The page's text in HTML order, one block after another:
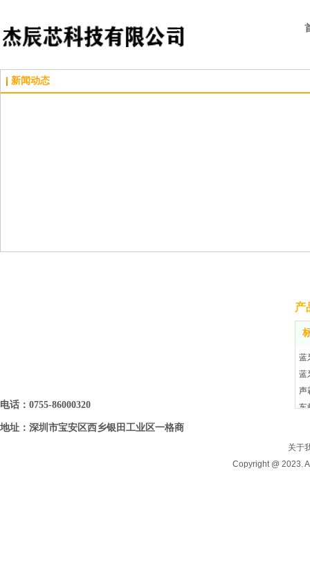
新闻动态
蓝
蓝
声
车
电话：0755-86000320
地址：深圳市宝安区西乡银田工业区一格商
产
关于
Copyright @ 2023.